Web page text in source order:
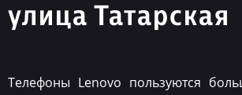
улица Татарская
Телефоны Lenovo пользуются